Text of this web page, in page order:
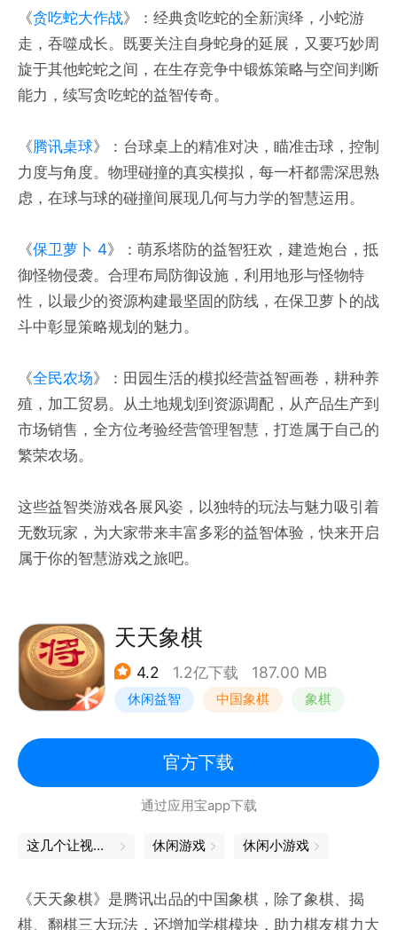
《贪吃蛇大作战》：经典贪吃蛇的全新演绎，小蛇游
走，吞噬成长。既要关注自身蛇身的延展，又要巧妙周
旋于其他蛇蛇之间，在生存竞争中锻炼策略与空间判断
能力，续写贪吃蛇的益智传奇。
《腾讯桌球》：台球桌上的精准对决，瞄准击球，控制
力度与角度。物理碰撞的真实模拟，每一杆都需深思熟
虑，在球与球的碰撞间展现几何与力学的智慧运用。
《保卫萝卜 4》：萌系塔防的益智狂欢，建造炮台，抵
御怪物侵袭。合理布局防御设施，利用地形与怪物特
性，以最少的资源构建最坚固的防线，在保卫萝卜的战
斗中彰显策略规划的魅力。
《全民农场》：田园生活的模拟经营益智画卷，耕种养
殖，加工贸易。从土地规划到资源调配，从产品生产到
市场销售，全方位考验经营管理智慧，打造属于自己的
繁荣农场。
这些益智类游戏各展风姿，以独特的玩法与魅力吸引着
无数玩家，为大家带来丰富多彩的益智体验，快来开启
属于你的智慧游戏之旅吧。
天天象棋
4.2 1.2亿下载 187.00 MB
休闲益智 中国象棋 象棋
官方下载
通过应用宝app下载
这几个让视障人士世界「亮」起来的App 休闲游戏 休闲小游戏
《天天象棋》是腾讯出品的中国象棋，除了象棋、揭
棋、翻棋三大玩法，还增加学棋模块，助力棋友棋力大